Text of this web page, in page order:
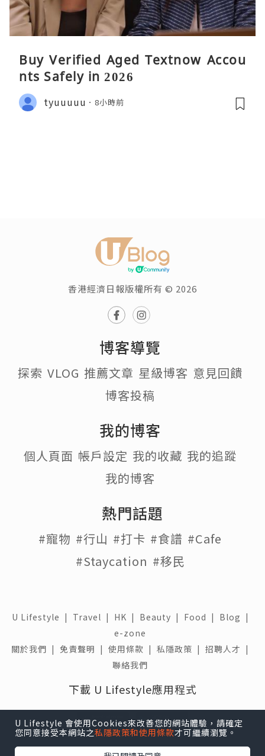
Buy Verified Aged Textnow Accou
nts Safely in 2026
tyuuuuu 8小時前
香港經濟日報版權所有 © 2026
博客導覽
探索 VLOG 推薦文章 星級博客 意見回饋
博客投稿
我的博客
個人頁面 帳戶設定 我的收藏 我的追蹤
我的博客
熱門話題
#寵物 #行山 #打卡 #食譜 #Cafe
#Staycation #移民
U Lifestyle | Travel | HK | Beauty | Food | Blog |
e-zone
關於我們 | 免責聲明 | 使用條款 | 私隱政策 | 招聘人才 |
聯絡我們
下載 U Lifestyle應用程式
U Lifestyle 會使用Cookies來改善您的網站體驗，請確定
您同意接受本網站之私隱政策和使用條款才可繼續瀏覽。